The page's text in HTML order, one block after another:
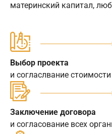
материнский капитал,
Выбор проекта
и согласлвание
Заключение договора
и согласование всех